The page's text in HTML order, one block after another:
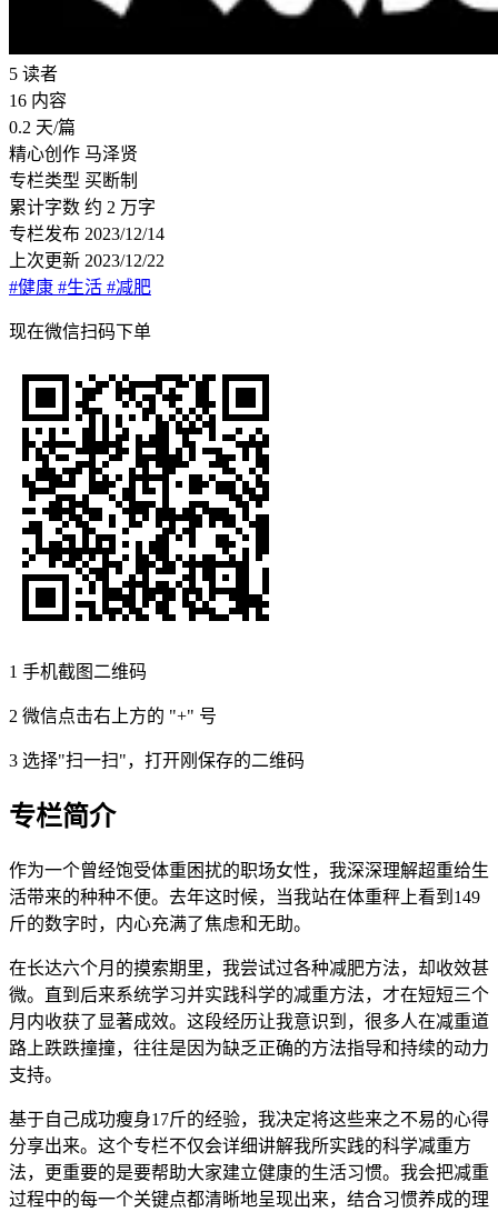
5 读者
16 内容
0.2 天/篇
精心创作 马泽贤
专栏类型 买断制
累计字数 约 2 万字
专栏发布 2023/12/14
上次更新 2023/12/22
#健康 #生活 #减肥
现在微信扫码下单
1 手机截图二维码
2 微信点击右上方的 "+" 号
3 选择"扫一扫"，打开刚保存的二维码
专栏简介
作为一个曾经饱受体重困扰的职场女性，我深深理解超重给生
活带来的种种不便。去年这时候，当我站在体重秤上看到149
斤的数字时，内心充满了焦虑和无助。
在长达六个月的摸索期里，我尝试过各种减肥方法，却收效甚
微。直到后来系统学习并实践科学的减重方法，才在短短三个
月内收获了显著成效。这段经历让我意识到，很多人在减重道
路上跌跌撞撞，往往是因为缺乏正确的方法指导和持续的动力
支持。
基于自己成功瘦身17斤的经验，我决定将这些来之不易的心得
分享出来。这个专栏不仅会详细讲解我所实践的科学减重方
法，更重要的是要帮助大家建立健康的生活习惯。我会把减重
过程中的每一个关键点都清晰地呈现出来，结合习惯养成的理